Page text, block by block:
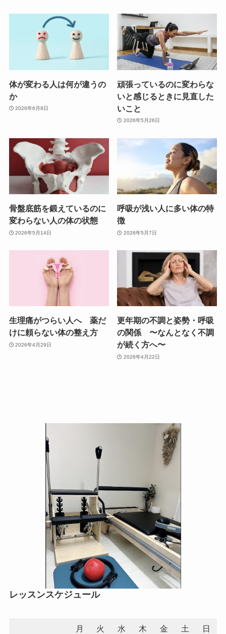
体が変わる人は何が違うの
か
2026年6月8日
頑張っているのに変わらな
いと感じるときに見直した
いこと
2026年5月26日
骨盤底筋を鍛えているのに
変わらない人の体の状態
2026年5月14日
呼吸が浅い人に多い体の特
徴
2026年5月7日
生理痛がつらい人へ 薬だ
けに頼らない体の整え方
2026年4月29日
更年期の不調と姿勢・呼吸
の関係 〜なんとなく不調
が続く方へ〜
2026年4月22日
レッスンスケジュール
月 火 水 木 金 土 日